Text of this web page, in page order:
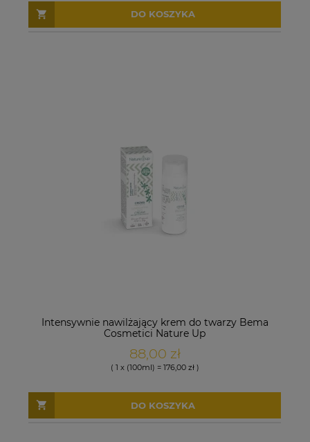
DO KOSZYKA
Intensywnie nawilżający krem do twarzy Bema
Cosmetici Nature Up
88,00 zł
( 1 x (100ml) = 176,00 zł )
DO KOSZYKA